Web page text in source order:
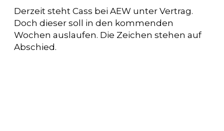
Derzeit steht Cass bei AEW unter Vertrag.
Doch dieser soll in den kommenden
Wochen auslaufen. Die Zeichen stehen auf
Abschied.